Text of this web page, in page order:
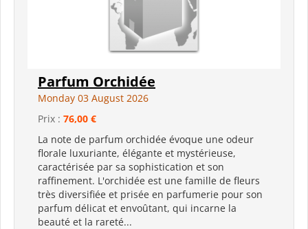
Parfum Orchidée
Monday 03 August 2026
Prix : 76,00 €
La note de parfum orchidée évoque une odeur
florale luxuriante, élégante et mystérieuse,
caractérisée par sa sophistication et son
raffinement. L'orchidée est une famille de fleurs
très diversifiée et prisée en parfumerie pour son
parfum délicat et envoûtant, qui incarne la
beauté et la rareté...